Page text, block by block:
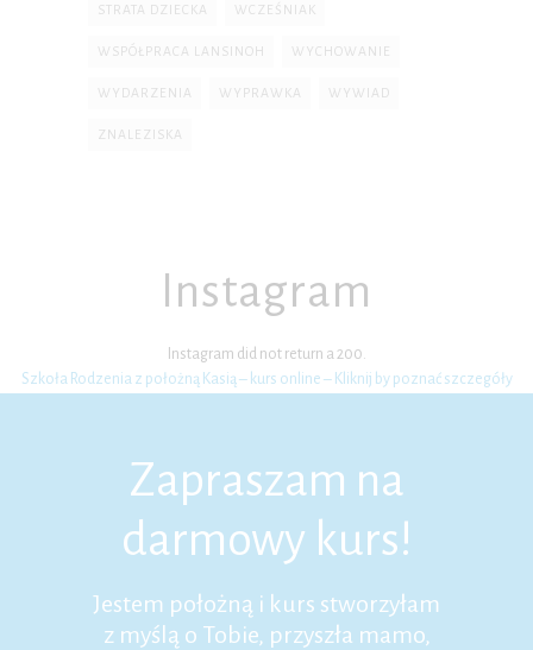
STRATA DZIECKA WCZEŚNIAK
WSPÓŁPRACA LANSINOH WYCHOWANIE
WYDARZENIA WYPRAWKA WYWIAD
ZNALEZISKA
Instagram
Instagram did not return a 200.
Szkoła Rodzenia z położną Kasią – kurs online – Kliknij by poznać szczegóły
Zapraszam na
darmowy kurs!
Jestem położną i kurs stworzyłam
z myślą o Tobie, przyszła mamo,